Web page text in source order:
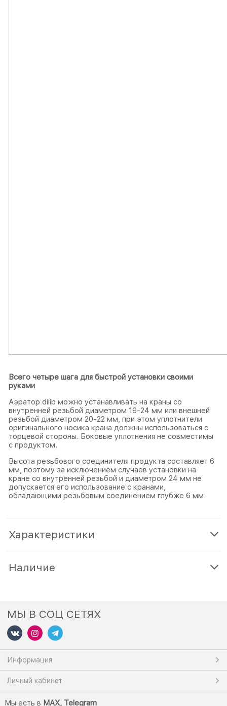
Всего четыре шага для быстрой установки своими
руками
Аэратор diiib можно устанавливать на краны со
внутренней резьбой диаметром 19-24 мм или внешней
резьбой диаметром 20-22 мм, при этом уплотнители
оригинального носика крана должны использоваться с
торцевой стороны. Боковые уплотнения не совместимы
с продуктом.
Высота резьбового соединителя продукта составляет 6
мм, поэтому за исключением случаев установки на
кране со внутренней резьбой и диаметром 24 мм не
допускается его использование с кранами,
обладающими резьбовым соединением глубже 6 мм.
Характеристики
Наличие
МЫ В СОЦ СЕТЯХ
Информация
Личный кабинет
Мы есть в MAX, Telegram